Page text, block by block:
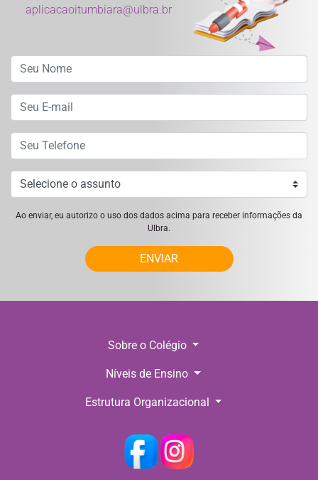
aplicacaoitumbiara@ulbra.br
Ao enviar, eu autorizo o uso dos dados acima para receber informações da
Ulbra.
ENVIAR
Sobre o Colégio
Níveis de Ensino
Estrutura Organizacional